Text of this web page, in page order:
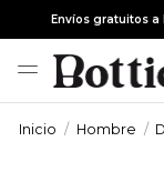
Envíos gratuitos
Inicio Hombre